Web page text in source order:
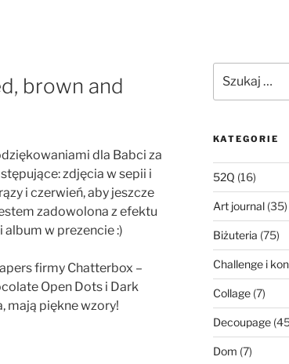
brown and
dla Babci za
zdjęcia w sepii i
i czerwień, aby jeszcze
zadowolona z efektu
w prezencie :)
firmy Chatterbox –
Open Dots i Dark
mają piękne wzory!
KATEGORIE
52Q (16)
Art journal(35)
Biżuteria (75)
Challenge i
Collage(7)
Decoupage
Dom (7)